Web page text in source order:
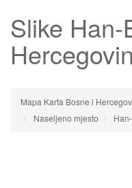
Slike Han-
Mapa Karta Bosne i
Naseljeno mjesto